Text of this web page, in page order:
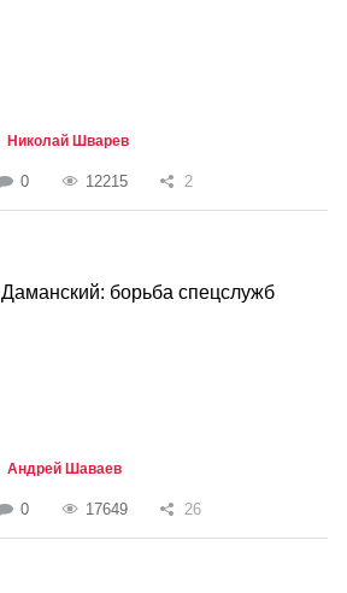
Николай Шварев
0 12215 2
Даманский: борьба спецслужб
Андрей Шаваев
0 17649 26